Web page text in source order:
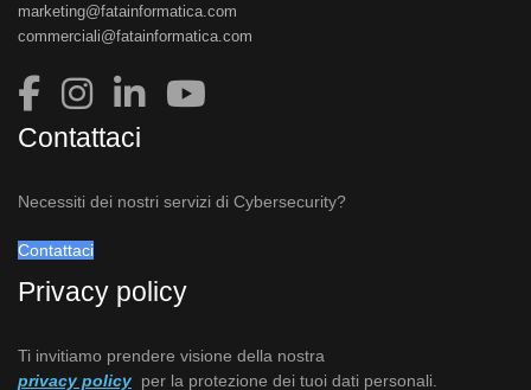
marketing@fatainformatica.com
commerciali@fatainformatica.com
Contattaci
Necessiti dei nostri servizi di Cybersecurity?
Contattaci
Privacy policy
Ti invitiamo prendere visione della nostra
privacy policy per la protezione dei tuoi dati personali.